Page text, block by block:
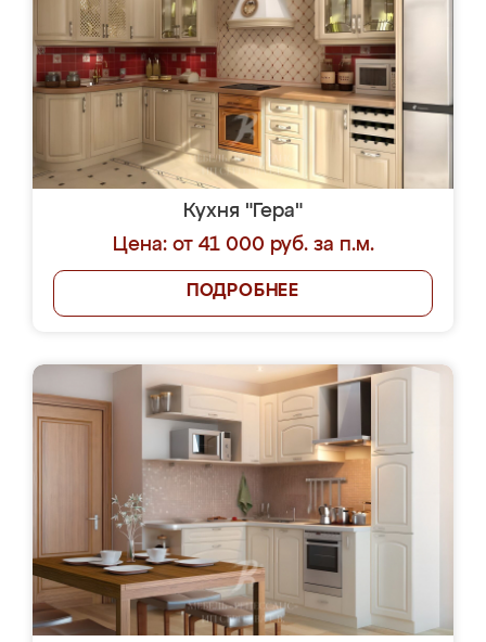
Кухня "Гера"
Цена: от 41 000 руб. за п.м.
ПОДРОБНЕЕ